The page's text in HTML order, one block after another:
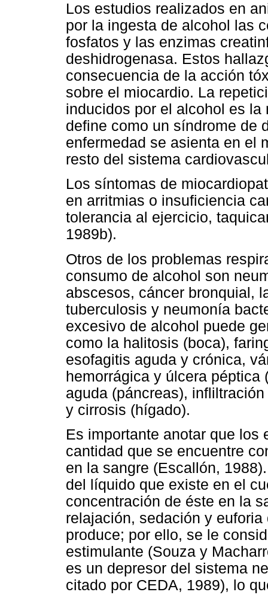
Los estudios realizados en
por la ingesta de alcohol las
fosfatos y las enzimas
deshidrogenasa. Estos
consecuencia de la acción
sobre el miocardio. La
inducidos por el alcohol es
define como un síndrome de
enfermedad se asienta en el
resto del sistema
Los síntomas de
en arritmias o insuficiencia
tolerancia al ejercicio,
1989b).
Otros de los problemas
consumo de alcohol son
abscesos, cáncer bronquial,
tuberculosis y neumonía
excesivo de alcohol puede
como la halitosis (boca),
esofagitis aguda y crónica,
hemorrágica y úlcera péptica
aguda (páncreas),
y cirrosis (hígado).
Es importante anotar que los
cantidad que se encuentre
en la sangre (Escallón,
del líquido que existe en el
concentración de éste en la
relajación, sedación y
produce; por ello, se le
estimulante (Souza y
es un depresor del sistema
citado por CEDA, 1989), lo